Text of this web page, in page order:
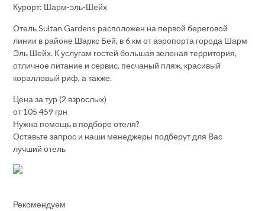
Курорт: Шарм-эль-Шейх
Отель Sultan Gardens расположен на первой береговой
линии в районе Шаркс Бей, в 6 км от аэропорта города Шарм
Эль Шейх. К услугам гостей большая зеленая территория,
отличное питание и сервис, песчаный пляж, красивый
коралловый риф, а также.
Цена за тур (2 взрослых)
от 105 459 грн
Нужна помощь в подборе отеля?
Оставьте запрос и наши менеджеры подберут для Вас
лучший отель
Рекомендуем